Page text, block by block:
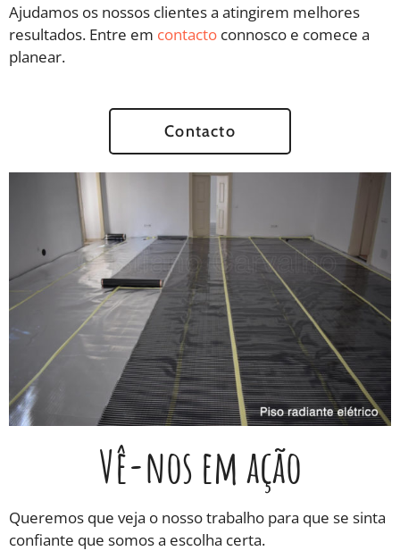
Ajudamos os nossos clientes a atingirem melhores
resultados. Entre em contacto connosco e comece a
planear.
Contacto
Vê-nos em ação
Queremos que veja o nosso trabalho para que se sinta
confiante que somos a escolha certa.